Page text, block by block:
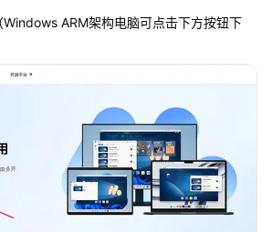
ARM架构电脑可点击下方按钮下